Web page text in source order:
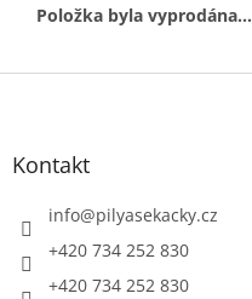
Položka byla vyprodána…
Z
Kontakt
info@pilyasekacky.cz
+420 734 252 830
+420 734 252 830